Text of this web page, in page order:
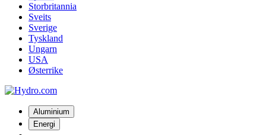
Storbritannia
Sveits
Sverige
Tyskland
Ungarn
USA
Østerrike
Aluminium
Energi